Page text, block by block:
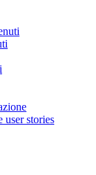
user stories